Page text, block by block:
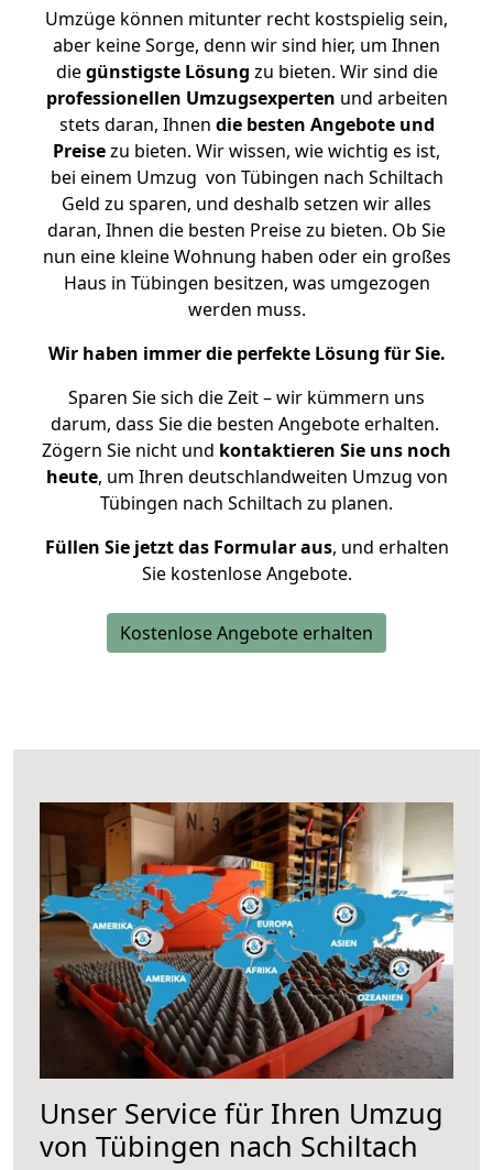
Umzüge können mitunter recht kostspielig sein,
aber keine Sorge, denn wir sind hier, um Ihnen
diegünstigste Lösung zu bieten. Wir sind die
professionellen Umzugsexperten und arbeiten
stets daran, Ihnen die besten Angebote und
Preisezu bieten. Wir wissen, wie wichtig es ist,
bei einem Umzug von Tübingen nach Schiltach
Geld zu sparen, und deshalb setzen wir alles
daran, Ihnen die besten Preise zu bieten. Ob Sie
nun eine kleine Wohnung haben oder ein großes
Haus in Tübingen besitzen, was umgezogen
werden muss.
Wir haben immer die perfekte Lösung für Sie.
Sparen Sie sich die Zeit – wir kümmern uns
darum, dass Sie die besten Angebote erhalten.
Zögern Sie nicht und kontaktieren Sie uns noch
heute, um Ihren deutschlandweiten Umzug von
Tübingen nach Schiltach zu planen.
Füllen Sie jetzt das Formular aus, und erhalten
Sie kostenlose Angebote.
Kostenlose Angebote erhalten
Unser Service für Ihren Umzug
von Tübingen nach Schiltach